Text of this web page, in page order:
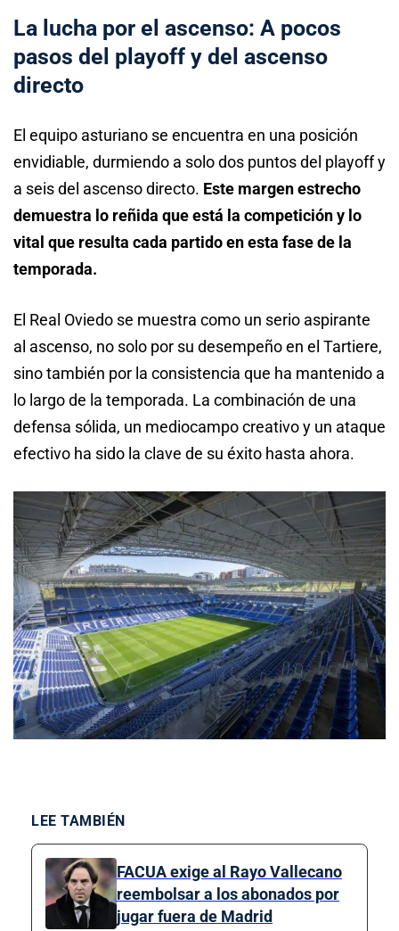
La lucha por el ascenso: A pocos
pasos del playoff y del ascenso
directo
El equipo asturiano se encuentra en una posición
envidiable, durmiendo a solo dos puntos del playoff y
a seis del ascenso directo. Este margen estrecho
demuestra lo reñida que está la competición y lo
vital que resulta cada partido en esta fase de la
temporada.
El Real Oviedo se muestra como un serio aspirante
al ascenso, no solo por su desempeño en el Tartiere,
sino también por la consistencia que ha mantenido a
lo largo de la temporada. La combinación de una
defensa sólida, un mediocampo creativo y un ataque
efectivo ha sido la clave de su éxito hasta ahora.
LEE TAMBIÉN
FACUA exige al Rayo Vallecano
reembolsar a los abonados por
jugar fuera de Madrid